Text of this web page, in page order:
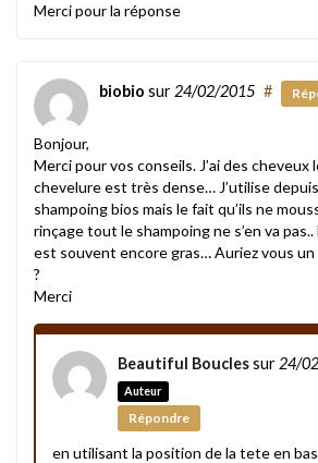
Merci pour la réponse
biobio sur24/02/2015 #
Bonjour,
Merci pour vos conseils. J’ai des cheveux
chevelure est très dense… J’utilise
shampoing bios mais le fait qu’ils ne
rinçage tout le shampoing ne s’en va
est souvent encore gras… Auriez vous un
?
Merci
Beautiful Bouclessur24/
Auteur
Répondre
en utilisant la position de la tete en